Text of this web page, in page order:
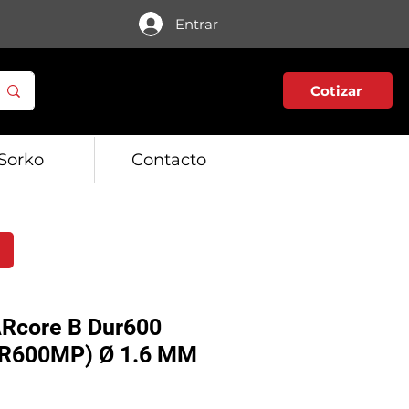
Entrar
Cotizar
Contacto
B Dur600
Ø 1.6 MM